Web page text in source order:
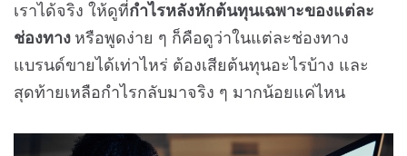
เราได้จริง ให้ดูที่กำไรหลังหักต้นทุนเฉพาะของแต่ละ
ช่องทาง หรือพูดง่าย ๆ ก็คือดูว่าในแต่ละช่องทาง
แบรนด์ขายได้เท่าไหร่ ต้องเสียต้นทุนอะไรบ้าง และ
สุดท้ายเหลือกำไรกลับมาจริง ๆ มากน้อยแค่ไหน